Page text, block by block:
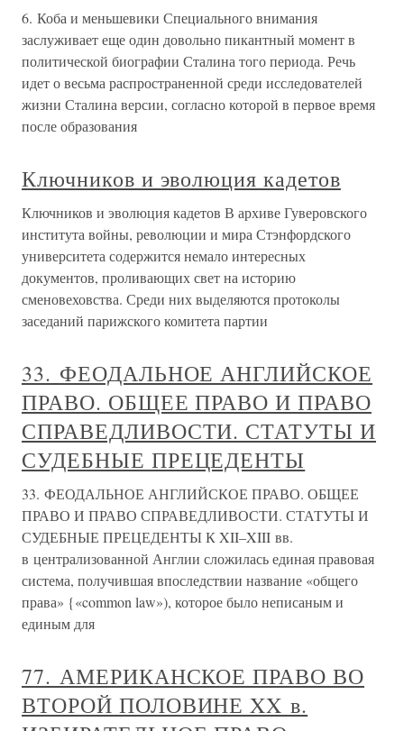
6. Коба и меньшевики Специального внимания
заслуживает еще один довольно пикантный момент в
политической биографии Сталина того периода. Речь
идет о весьма распространенной среди исследователей
жизни Сталина версии, согласно которой в первое время
после образования
Ключников и эволюция кадетов
Ключников и эволюция кадетов В архиве Гуверовского
института войны, революции и мира Стэнфордского
университета содержится немало интересных
документов, проливающих свет на историю
сменовеховства. Среди них выделяются протоколы
заседаний парижского комитета партии
33. ФЕОДАЛЬНОЕ АНГЛИЙСКОЕ
ПРАВО. ОБЩЕЕ ПРАВО И ПРАВО
СПРАВЕДЛИВОСТИ. СТАТУТЫ И
СУДЕБНЫЕ ПРЕЦЕДЕНТЫ
33. ФЕОДАЛЬНОЕ АНГЛИЙСКОЕ ПРАВО. ОБЩЕЕ
ПРАВО И ПРАВО СПРАВЕДЛИВОСТИ. СТАТУТЫ И
СУДЕБНЫЕ ПРЕЦЕДЕНТЫ К XII–XIII вв.
в централизованной Англии сложилась единая правовая
система, получившая впоследствии название «общего
права» {«common law»), которое было неписаным и
единым для
77. АМЕРИКАНСКОЕ ПРАВО ВО
ВТОРОЙ ПОЛОВИНЕ XX в.